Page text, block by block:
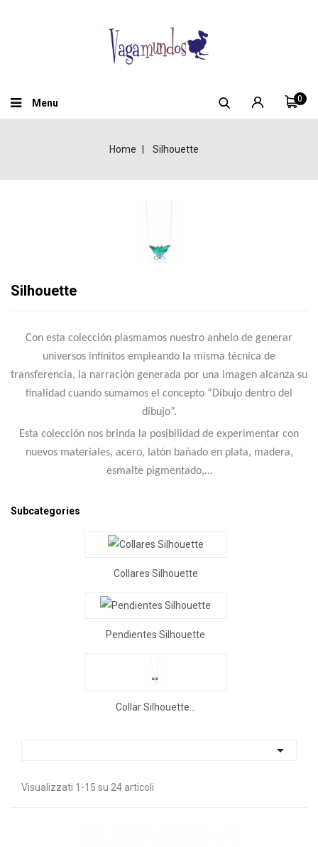
0
Menu
Home Silhouette
Silhouette
Con esta colección plasmamos nuestro anhelo de generar
universos infinitos empleando la misma técnica de
transferencia, la narración generada por una imagen alcanza su
finalidad cuando sumamos el concepto “Dibujo dentro del
dibujo”.
Esta colección nos brinda la posibilidad de experimentar con
nuevos materiales, acero, latón bañado en plata, madera,
esmalte pigmentado,…
Subcategories
Collares Silhouette
Pendientes Silhouette
Collar Silhouette...

Visualizzati 1-15 su 24 articoli